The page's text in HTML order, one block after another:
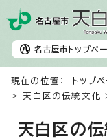
名古屋市 トップペ
現在の位置： トップ
>天白区の伝統文化
天白区の